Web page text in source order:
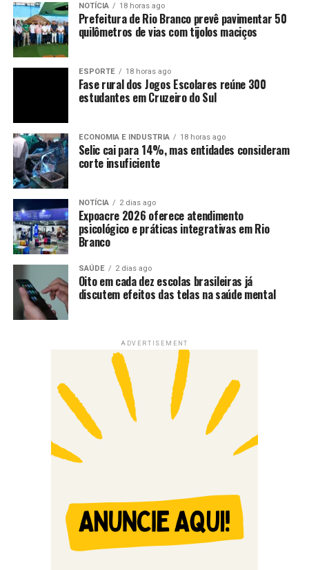
NOTÍCIA 18 horas ago
Prefeitura de Rio Branco prevê pavimentar 50
quilômetros de vias com tijolos maciços
ESPORTE 18 horas ago
Fase rural dos Jogos Escolares reúne 300
estudantes em Cruzeiro do Sul
ECONOMIA E INDUSTRIA 18 horas ago
Selic cai para 14%, mas entidades consideram
corte insuficiente
NOTÍCIA 2 dias ago
Expoacre 2026 oferece atendimento
psicológico e práticas integrativas em Rio
Branco
SAÚDE 2 dias ago
Oito em cada dez escolas brasileiras já
discutem efeitos das telas na saúde mental
ADVERTISEMENT